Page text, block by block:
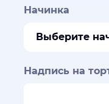
Начинка
Выберите
Надпись на